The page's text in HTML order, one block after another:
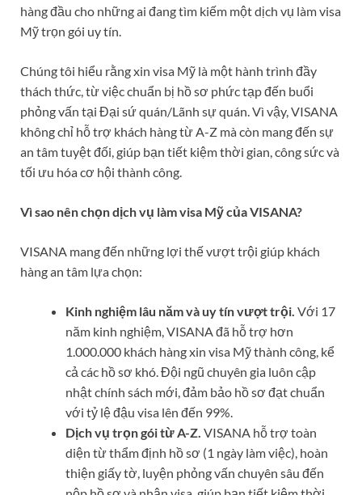
hàng đầu cho những ai đang tìm kiếm một dịch vụ làm visa
Mỹ trọn gói uy tín.
Chúng tôi hiểu rằng xin visa Mỹ là một hành trình đầy
thách thức, từ việc chuẩn bị hồ sơ phức tạp đến buổi
phỏng vấn tại Đại sứ quán/Lãnh sự quán. Vì vậy, VISANA
không chỉ hỗ trợ khách hàng từ A-Z mà còn mang đến sự
an tâm tuyệt đối, giúp bạn tiết kiệm thời gian, công sức và
tối ưu hóa cơ hội thành công.
Vì sao nên chọn dịch vụ làm visa Mỹ của VISANA?
VISANA mang đến những lợi thế vượt trội giúp khách
hàng an tâm lựa chọn:
Kinh nghiệm lâu năm và uy tín vượt trội. Với 17
năm kinh nghiệm, VISANA đã hỗ trợ hơn
1.000.000 khách hàng xin visa Mỹ thành công, kể
cả các hồ sơ khó. Đội ngũ chuyên gia luôn cập
nhật chính sách mới, đảm bảo hồ sơ đạt chuẩn
với tỷ lệ đậu visa lên đến 99%.
Dịch vụ trọn gói từ A-Z. VISANA hỗ trợ toàn
diện từ thẩm định hồ sơ (1 ngày làm việc), hoàn
thiện giấy tờ, luyện phỏng vấn chuyên sâu đến